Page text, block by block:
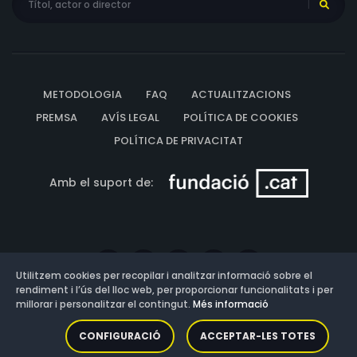
METODOLOGIA FAQ
ACTUALITZACIONS
PREMSA
AVÍS LEGAL
POLÍTICA DE COOKIES
POLÍTICA DE PRIVACITAT
Amb el suport de:
Versió: 3.13.0.202607011342
Utilitzem cookies per recopilar i analitzar informació sobre el
rendiment i l’ús del lloc web, per proporcionar funcionalitats i per
millorar i personalitzar el contingut. Més informació
CONFIGURACIÓ ACCEPTAR-LES TOTES